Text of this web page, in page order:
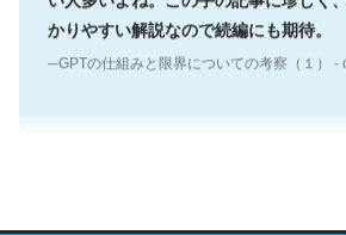
かりやすい解説なので続編にも期待。